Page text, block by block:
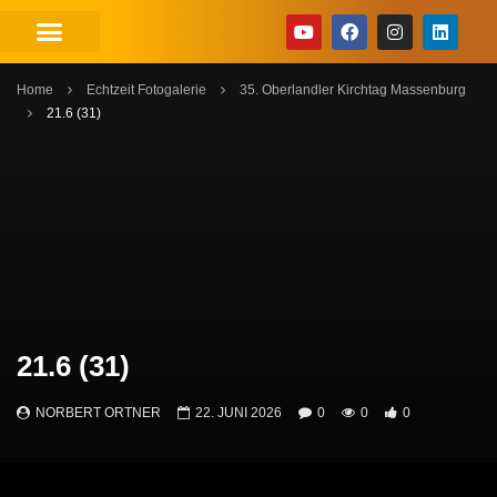
Home Echtzeit Fotogalerie
35. Oberlandler Kirchtag Massenburg
21.6 (31)
21.6 (31)
NORBERT ORTNER 22. JUNI 2026 0 0 0